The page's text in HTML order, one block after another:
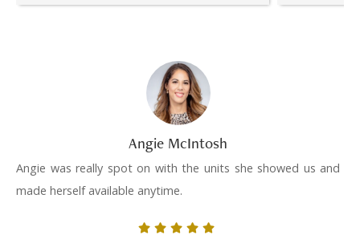
Angie McIntosh
Angie was really spot on with the units she showed us and
made herself available anytime.